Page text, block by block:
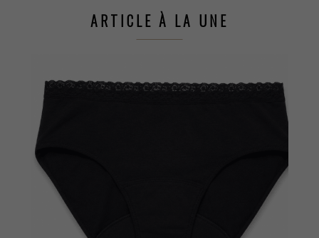
ARTICLE À LA UNE